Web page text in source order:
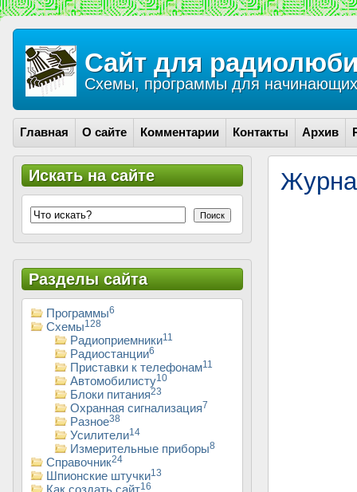
Сайт для
Схемы, программы для
Главная О сайте Комментарии Контакты Архив
Искать на сайте
Поиск
Разделы сайта
Программы6
Схемы128
Радиоприемники11
Радиостанции6
Приставки к телефонам11
Автомобилисту10
Блоки питания23
Охранная сигнализация7
Разное38
Усилители14
Измерительные приборы8
Справочник24
Шпионские штучки13
16